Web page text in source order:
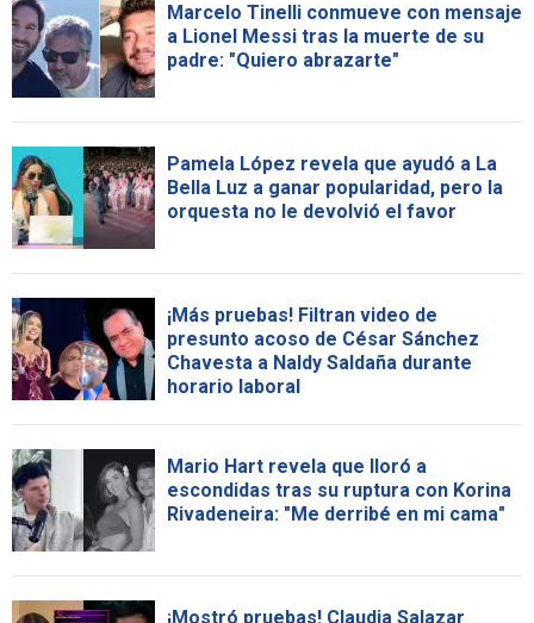
Marcelo Tinelli conmueve con mensaje
a Lionel Messi tras la muerte de su
padre: "Quiero abrazarte"
Pamela López revela que ayudó a La
Bella Luz a ganar popularidad, pero la
orquesta no le devolvió el favor
¡Más pruebas! Filtran video de
presunto acoso de César Sánchez
Chavesta a Naldy Saldaña durante
horario laboral
Mario Hart revela que lloró a
escondidas tras su ruptura con Korina
Rivadeneira: "Me derribé en mi cama"
¡Mostró pruebas! Claudia Salazar